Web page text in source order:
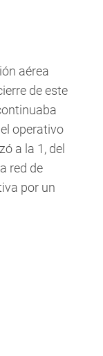
aérea
de este
operativo
a la 1, del
red de
por un